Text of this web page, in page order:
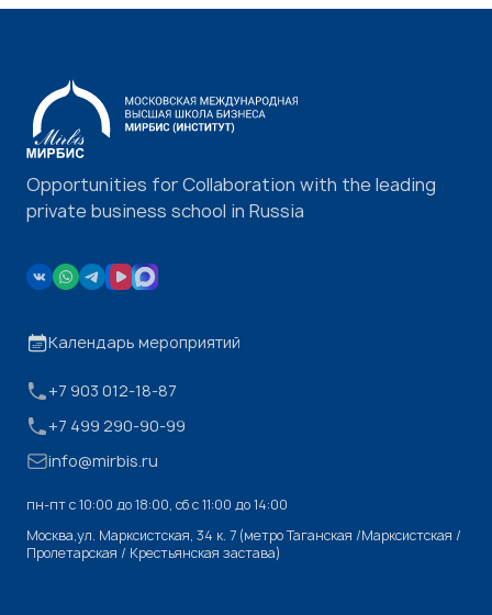
Opportunities for Collaboration with the leading
private business school in Russia
Календарь мероприятий
+7 903 012-18-87
+7 499 290-90-99
info@mirbis.ru
пн-пт с 10:00 до 18:00, cб с 11:00 до 14:00
Москва,ул. Марксистская, 34 к. 7 (метро Таганская /Марксистская /
Пролетарская / Крестьянская застава)